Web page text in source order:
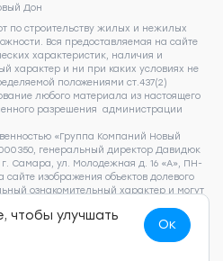
Дон
по строительству жилых и нежилых
Вся предоставляемая на сайте
характеристик, наличия и
характер и ни при каких условиях не
положениями ст.437(2)
любого материала из настоящего
разрешения администрации
«Группа Компаний Новый
генеральный директор Давидюк
Самара, ул. Молодежная д. 16 «А», ПН-
изображения объектов долевого
ознакомительный характер и могут
решений, реализуемых
информации о наличии и
пожалуйста, обращайтесь по
на обработку персональных данных
рассылки
чтобы улучшать
Ок